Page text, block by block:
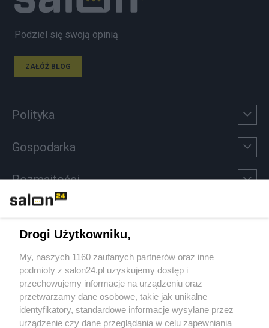
Podziel się swoją opinią
ZAŁÓŻ BLOG
Polityka
Gospodarka
Rozmaitości
Sport
Społeczeństwo
Kultura
Drogi Użytkowniku,
My, naszych 1160 zaufanych partnerów oraz inne
podmioty z salon24.pl uzyskujemy dostęp i
przechowujemy informacje na urządzeniu oraz
przetwarzamy dane osobowe, takie jak unikalne
identyfikatory, standardowe informacje wysyłane przez
urządzenie czy dane przeglądania w celu zapewniania